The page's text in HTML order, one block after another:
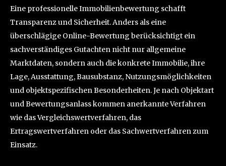
Eine professionelle Immobilienbewertung schafft
Transparenz und Sicherheit. Anders als eine
überschlägige Online-Bewertung berücksichtigt ein
sachverständiges Gutachten nicht nur allgemeine
Marktdaten, sondern auch die konkrete Immobilie, ihre
Lage, Ausstattung, Bausubstanz, Nutzungsmöglichkeiten
und objektspezifischen Besonderheiten. Je nach Objektart
und Bewertungsanlass kommen anerkannte Verfahren
wie das Vergleichswertverfahren, das
Ertragswertverfahren oder das Sachwertverfahren zum
Einsatz.